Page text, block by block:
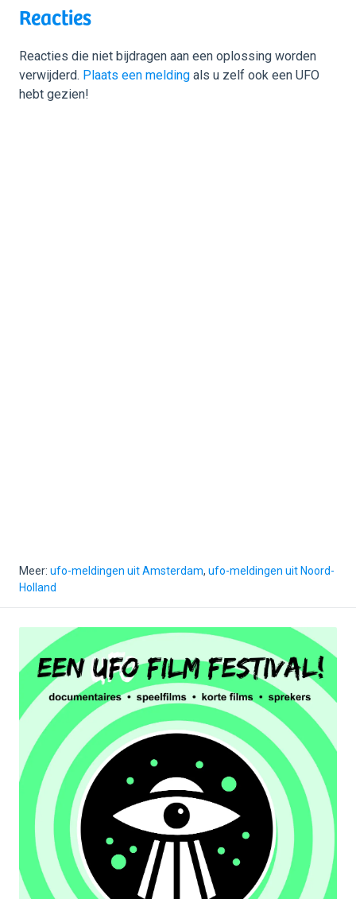
Reacties
Reacties die niet bijdragen aan een oplossing worden
verwijderd. Plaats een melding als u zelf ook een UFO
hebt gezien!
Meer: ufo-meldingen uit Amsterdam, ufo-meldingen uit Noord-
Holland